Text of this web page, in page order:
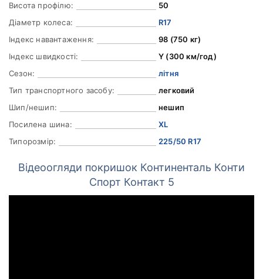
Висота профілю:
50
Діаметр колеса:
R17
Індекс навантаження:
98 (750 кг)
Індекс швидкості:
Y (300 км/год)
Сезон:
літня
Тип транспортного засобу:
легковий
Шип/нешип:
нешип
Посилена шина:
XL
Типорозмір:
225/50 R17
Відеоогляди покришок Континенталь Конти
Спорт Контакт 5